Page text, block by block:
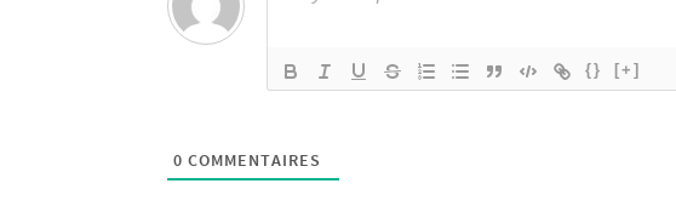
{} [+]
0 COMMENTAIRES